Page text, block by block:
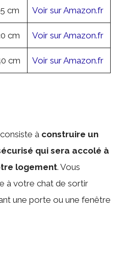
cm Voir sur Amazon.fr
cm Voir sur Amazon.fr
cm Voir sur Amazon.fr
à construire un
qui sera accolé à
logement. Vous
à votre chat de sortir
une porte ou une fenêtre